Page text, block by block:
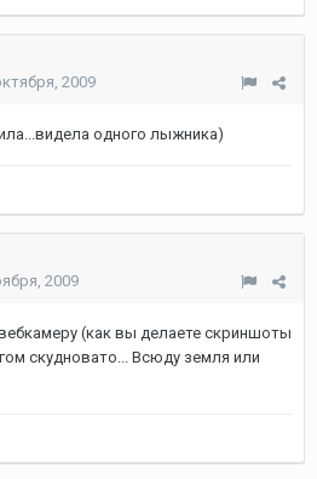
2009
одного лыжника)
2009
(как вы делаете скриншоты
скудновато... Всюду земля или